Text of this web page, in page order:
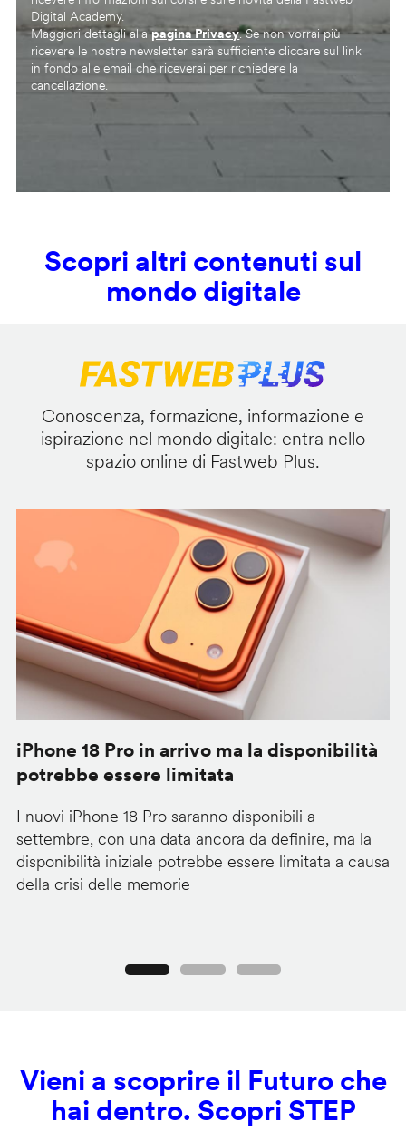
Digital Academy.
Maggiori dettagli allapagina Privacy. Se non vorrai più
ricevere le nostre newsletter sarà sufficiente cliccare sul link
in fondo alle email che riceverai per richiedere la
cancellazione.
Scopri altri contenuti sul
mondo digitale
Conoscenza, formazione, informazione e
ispirazione nel mondo digitale: entra nello
spazio online di Fastweb Plus.
iPhone 18 Pro in arrivo ma la disponibilità
potrebbe essere limitata
I nuovi iPhone 18 Pro saranno disponibili a
settembre, con una data ancora da definire, ma la
disponibilità iniziale potrebbe essere limitata a causa
della crisi delle memorie
Vieni a scoprire il Futuro che
hai dentro. Scopri STEP